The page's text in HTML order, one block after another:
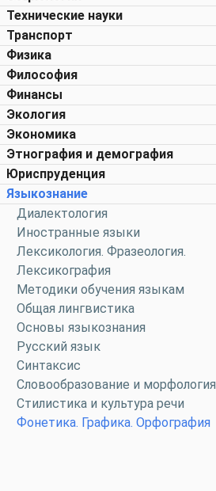
Технические науки
Транспорт
Физика
Философия
Финансы
Экология
Экономика
Этнография и демография
Юриспруденция
Языкознание
Диалектология
Иностранные языки
Лексикология. Фразеология.
Лексикография
Методики обучения языкам
Общая лингвистика
Основы языкознания
Русский язык
Синтаксис
Словообразование и морфология
Стилистика и культура речи
Фонетика. Графика. Орфография